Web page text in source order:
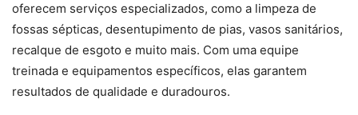
oferecem serviços especializados, como a limpeza de
fossas sépticas, desentupimento de pias, vasos sanitários,
recalque de esgoto e muito mais. Com uma equipe
treinada e equipamentos específicos, elas garantem
resultados de qualidade e duradouros.